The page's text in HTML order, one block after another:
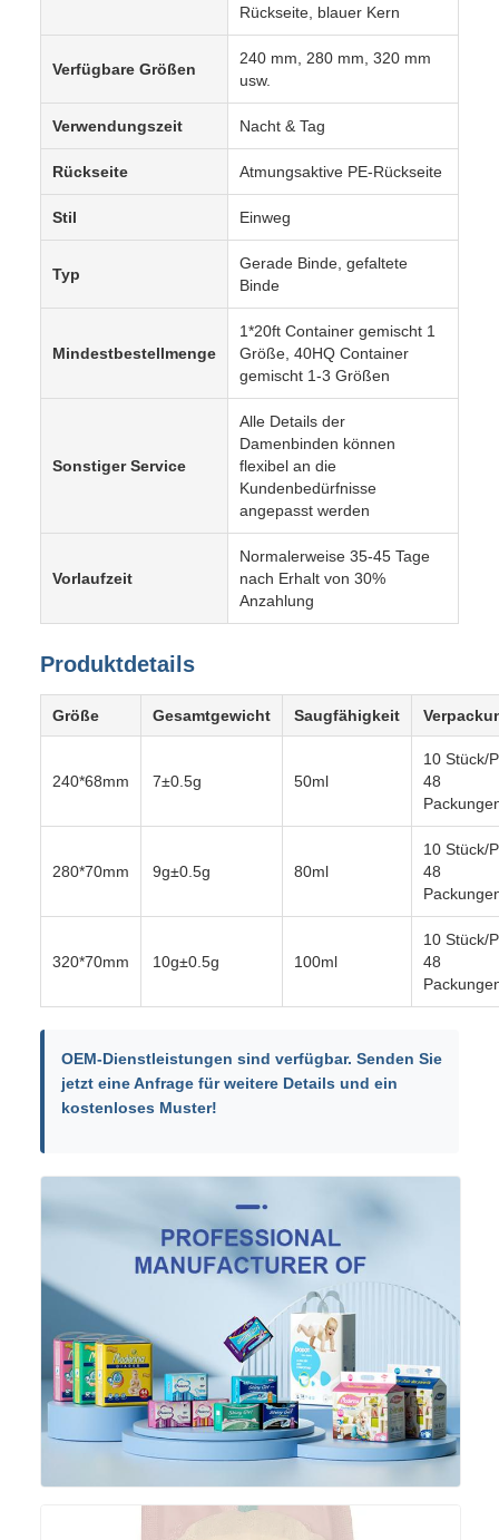
Rückseite, blauer Kern
Verfügbare Größen
240 mm, 280 mm, 320 mm
usw.
Verwendungszeit Nacht & Tag
Rückseite Atmungsaktive PE-Rückseite
Stil Einweg
Typ
Gerade Binde, gefaltete
Binde
Mindestbestellmenge
1*20ft Container gemischt 1
Größe, 40HQ Container
gemischt 1-3 Größen
Sonstiger Service
Alle Details der
Damenbinden können
flexibel an die
Kundenbedürfnisse
angepasst werden
Vorlaufzeit
Normalerweise 35-45 Tage
nach Erhalt von 30%
Anzahlung
Produktdetails
Größe Gesamtgewicht Saugfähigkeit
240*68mm 7±0.5g 50ml
10 Stück/
48
280*70mm 9g±0.5g 80ml
10 Stück/
48
320*70mm 10g±0.5g 100ml
10 Stück/
48
OEM-Dienstleistungen sind verfügbar. Senden Sie
jetzt eine Anfrage für weitere Details und ein
kostenloses Muster!